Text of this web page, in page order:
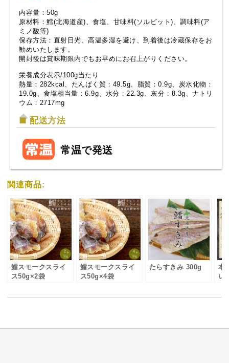
内容量：50g
原材料：鱈(北海道産)、食塩、甘味料(ソルビット)、調味料(ア
ミノ酸等)
保存方法：直射日光、高温多湿を避け、到着後は冷蔵保存をお
勧めいたします。
開封後は賞味期限内でもお早めにお召上がりください。
栄養成分表示/100g当たり
熱量：282kcal、たんぱく質：49.5g、脂質：0.9g、炭水化物：
19.0g、食塩相当量：6.9g、水分：22.3g、灰分：8.3g、ナトリ
ウム：2717mg
配送方法
常温で発送
関連商品:
鱈スモークスライ
ス50g×2袋
鱈スモークスライ
ス50g×4袋
たらすきみ 300g
本
い